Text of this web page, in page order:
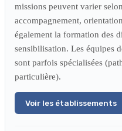
missions peuvent varier
accompagnement,
également la formation des
sensibilisation. Les équipes
sont parfois spécialisées
particulière).
Voir les établissements